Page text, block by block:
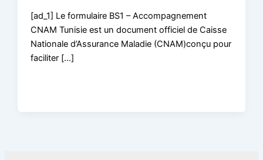
[ad_1] Le formulaire BS1 – Accompagnement
CNAM Tunisie est un document officiel de Caisse
Nationale d’Assurance Maladie (CNAM)conçu pour
faciliter […]